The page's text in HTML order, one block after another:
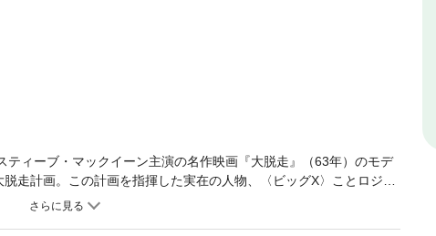
ィーブ・マックイーン主演の名作映画『大脱走』（63年）のモデ
走計画。この計画を指揮した実在の人物、〈ビッグX〉ことロジャ
本邦初訳されます。 映画ではリチャード・アッテンボローが演じ